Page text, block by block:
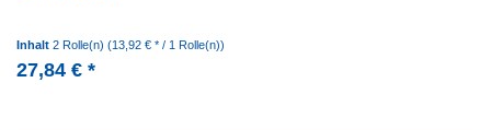
Inhalt 2 Rolle(n) (13,92 € * / 1 Rolle(n))
27,84 € *